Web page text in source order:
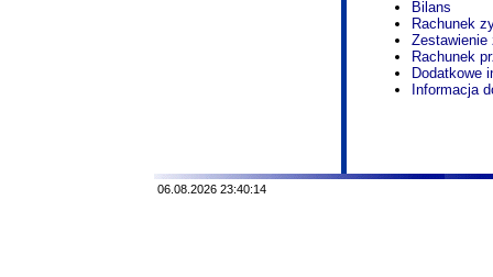
Bilans
Rachunek
Zestawienie
Rachunek
Dodatkowe
Informacja
06.08.2026 23:40:14